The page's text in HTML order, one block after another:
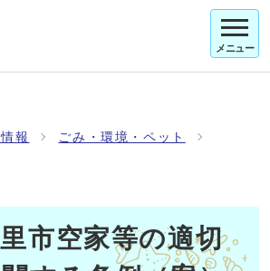
メニュー
報 ごみ・環境・ペット
里市空家等の適切